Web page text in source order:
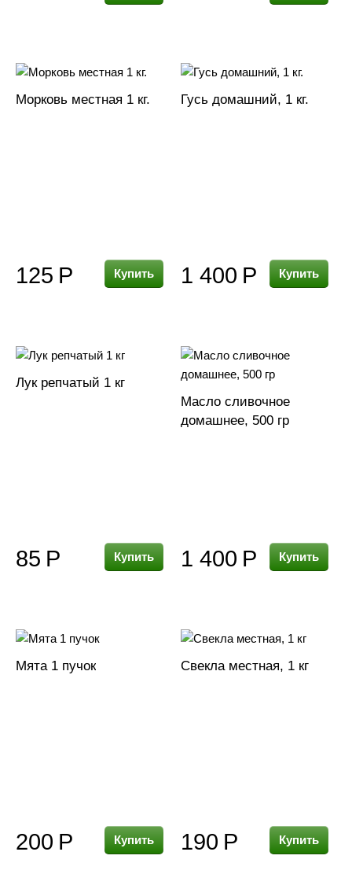
Морковь местная 1 кг.
125 Р Купить
Гусь домашний, 1 кг.
1 400 Р Купить
Лук репчатый 1 кг
85 Р Купить
Масло сливочное
домашнее, 500 гр
1 400 Р Купить
Мята 1 пучок
200 Р Купить
Свекла местная, 1 кг
190 Р Купить